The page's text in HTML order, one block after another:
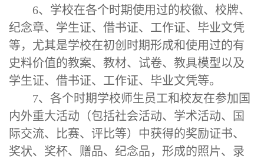
6、学校在各个时期使用过的校徽、校牌、
纪念章、学生证、借书证、工作证、毕业文凭
等，尤其是学校在初创时期形成和使用过的有
史料价值的教案、教材、试卷、教具模型以及
学生证、借书证、工作证、毕业文凭等。
7、各个时期学校师生员工和校友在参加国
内外重大活动（包括社会活动、学术活动、国
际交流、比赛、评比等）中获得的奖励证书、
奖状、奖杯、赠品、纪念品，形成的照片、录